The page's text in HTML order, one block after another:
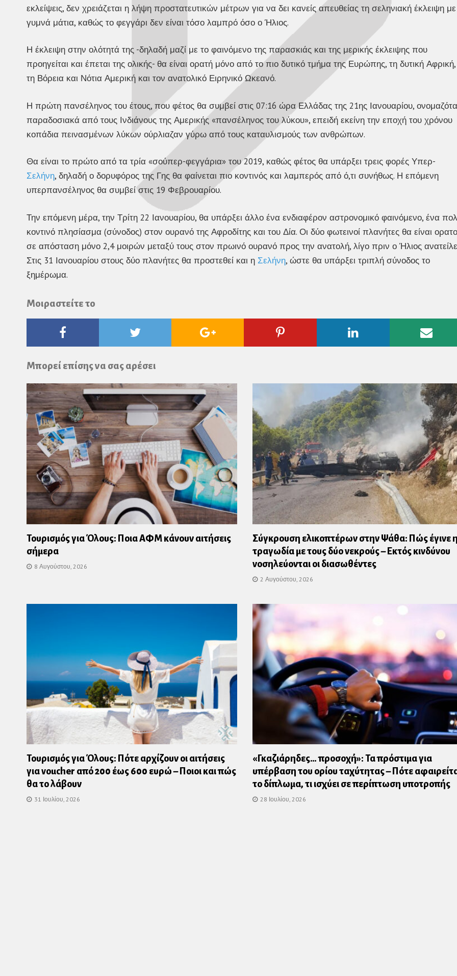
εκλείψεις, δεν χρειάζεται η λήψη προστατευτικών μέτρων για να δει κανείς απευθείας τη σεληνιακή έκλειψη με
γυμνά μάτια, καθώς το φεγγάρι δεν είναι τόσο λαμπρό όσο ο Ήλιος.
Η έκλειψη στην ολότητά της -δηλαδή μαζί με το φαινόμενο της παρασκιάς και της μερικής έκλειψης που
προηγείται και έπεται της ολικής- θα είναι ορατή μόνο από το πιο δυτικό τμήμα της Ευρώπης, τη δυτική Αφρική,
τη Βόρεια και Νότια Αμερική και τον ανατολικό Ειρηνικό Ωκεανό.
Η πρώτη πανσέληνος του έτους, που φέτος θα συμβεί στις 07:16 ώρα Ελλάδας της 21ης Ιανουαρίου,
παραδοσιακά από τους Ινδιάνους της Αμερικής «πανσέληνος του λύκου», επειδή εκείνη την εποχή του χρόνου
κοπάδια πεινασμένων λύκων ούρλιαζαν γύρω από τους καταυλισμούς των ανθρώπων.
Θα είναι το πρώτο από τα τρία «σούπερ-φεγγάρια» του 2019, καθώς φέτος θα υπάρξει τρεις φορές Υπερ-
Σελήνη, δηλαδή ο δορυφόρος της Γης θα φαίνεται πιο κοντινός και λαμπερός από ό,τι συνήθως. Η επόμενη
υπερπανσέληνος θα συμβεί στις 19 Φεβρουαρίου.
Την επόμενη μέρα, την Τρίτη 22 Ιανουαρίου, θα υπάρξει άλλο ένα ενδιαφέρον αστρονομικό φαινόμενο, ένα
κοντινό πλησίασμα (σύνοδος) στον ουρανό της Αφροδίτης και του Δία. Οι δύο φωτεινοί πλανήτες θα είναι
σε απόσταση μόνο 2,4 μοιρών μεταξύ τους στον πρωινό ουρανό προς την ανατολή, λίγο πριν ο Ήλιος
Στις 31 Ιανουαρίου στους δύο πλανήτες θα προστεθεί και η Σελήνη, ώστε θα υπάρξει τριπλή σύνοδος το
ξημέρωμα.
Μοιραστείτε το
Twitter
Google
Pinterest Linkedin
Μπορεί επίσης να σας αρέσει
Τουρισμός για Όλους: Ποια ΑΦΜ κάνουν αιτήσεις
σήμερα
8 Αυγούστου, 2026
Σύγκρουση ελικοπτέρων στην Ψάθα: Πώς έγινε
τραγωδία με τους δύο νεκρούς – Εκτός κινδύνου
νοσηλεύονται οι διασωθέντες
2 Αυγούστου, 2026
Τουρισμός για Όλους: Πότε αρχίζουν οι αιτήσεις
για voucher από 200 έως 600 ευρώ – Ποιοι και πώς
θα το λάβουν
31 Ιουλίου, 2026
«Γκαζιάρηδες… προσοχή»: Τα πρόστιμα για
υπέρβαση του ορίου ταχύτητας – Πότε
το δίπλωμα, τι ισχύει σε περίπτωση υποτροπής
28 Ιουλίου, 2026